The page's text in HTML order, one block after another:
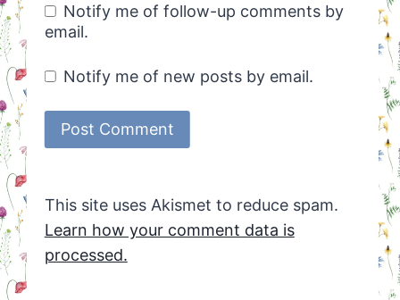
Notify me of follow-up comments by
email.
Notify me of new posts by email.
This site uses Akismet to reduce spam.
Learn how your comment data is
processed.